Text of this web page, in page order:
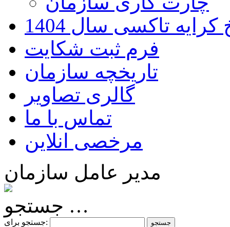
تاکسی سال 1404
فرم ثبت شکایت
تاریخچه سازمان
گالری تصاویر
تماس با ما
مرخصی انلاین
مدیر عامل سازمان
جستجو …
جستجو برای: